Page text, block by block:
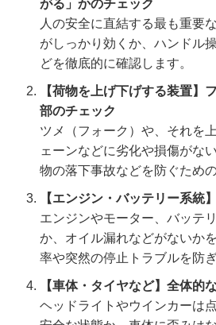
がる」かのチェック
人の安全に直結する最も重要
がしっかり効くか、ハンドル
どを徹底的に確認します。
【荷物を上げ下げする装置】
部のチェック
ツメ（フォーク）や、それを
ェーンなどに劣化や損傷がな
物の落下事故などを防ぐため
【エンジン・バッテリー系統
エンジンやモーター、バッテ
か、オイル漏れなどがないか
率や突然の停止トラブルを防ぎ
【車体・タイヤなど】全体的
ヘッドライトやウインカーは